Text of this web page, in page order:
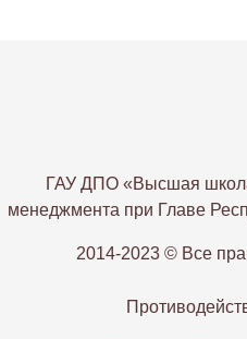
ГАУ ДПО «Высшая
менеджмента при Главе
2014-2023 © Все